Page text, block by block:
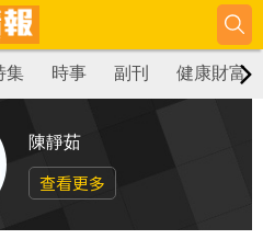
集 時事 副刊 健康財富
陳靜茹
查看更多